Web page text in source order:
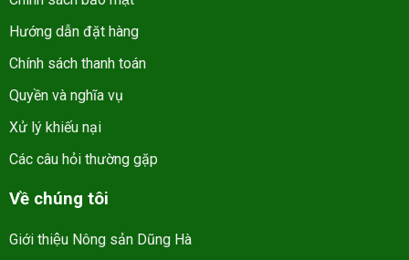
Hướng dẫn đặt hàng
Chính sách thanh toán
Quyền và nghĩa vụ
Xử lý khiếu nại
Các câu hỏi thường gặp
Về chúng tôi
Giới thiệu Nông sản Dũng Hà